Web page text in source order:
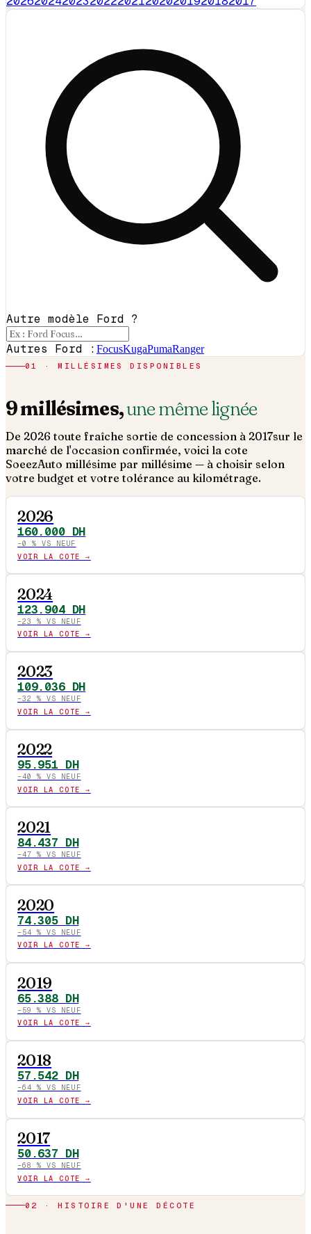
Autre modèle Ford ?
Autres Ford : FocusKugaPumaRanger
01 · MILLÉSIMES DISPONIBLES
9millésimes,une même lignée
De 2026 toute fraîche sortie de concession à 2017sur le
marché de l'occasion confirmée, voici la cote
SoeezAuto millésime par millésime — à choisir selon
votre budget et votre tolérance au kilométrage.
2026
160.000DH
−0
% VS NEUF
VOIR LA COTE →
2024
123.904DH
−23
% VS NEUF
VOIR LA COTE →
2023
109.036DH
−32
% VS NEUF
VOIR LA COTE →
2022
95.951 DH
−40
% VS NEUF
VOIR LA COTE →
2021
84.437 DH
−47 % VS NEUF
VOIR LA COTE →
2020
74.305 DH
−54 % VS NEUF
VOIR LA COTE →
2019
65.388 DH
−59
% VS NEUF
VOIR LA COTE →
2018
57.542 DH
−64 % VS NEUF
VOIR LA COTE →
2017
50.637 DH
−68
% VS NEUF
VOIR LA COTE →
02 · HISTOIRE D'UNE DÉCOTE